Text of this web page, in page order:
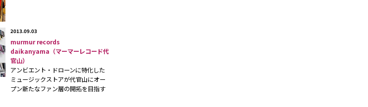
2013.09.03
murmur records
daikanyama（マーマーレコード代
官山）
アンビエント・ドローンに特化した
ミュージックストアが代官山にオー
プン新たなファン層の開拓を目指す